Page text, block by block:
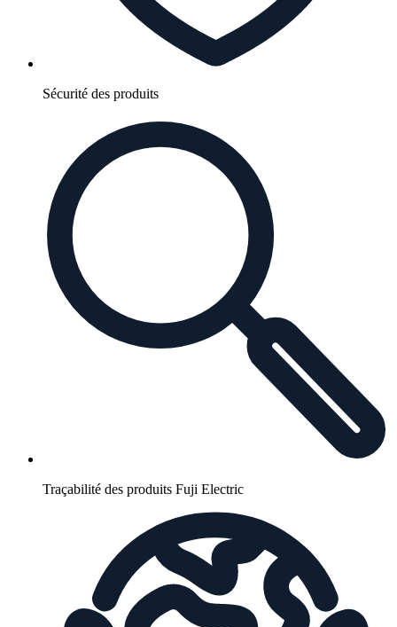
Sécurité des produits
Traçabilité des produits Fuji Electric